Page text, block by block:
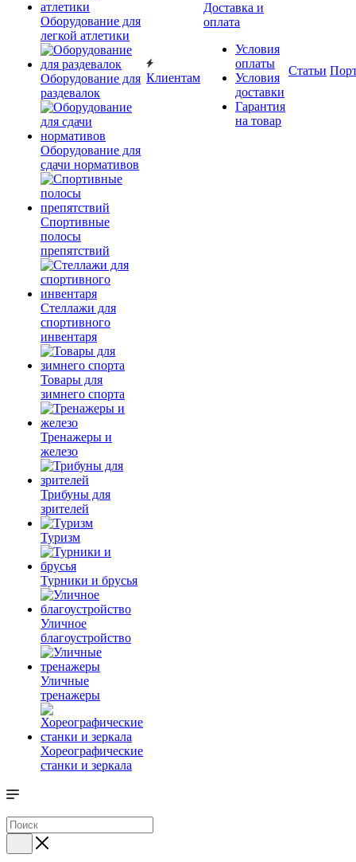
Оборудование для
легкой атлетики
Оборудование для
раздевалок
Оборудование для
сдачи нормативов
Спортивные
полосы
препятствий
Стеллажи для
спортивного
инвентаря
Товары для
зимнего спорта
Тренажеры и
железо
Трибуны для
зрителей
Туризм
Турники и брусья
Уличное
благоустройство
Уличные
тренажеры
Хореографические
станки и зеркала
Клиентам
Доставка и
оплата
Условия
оплаты
Условия
доставки
Гарантия
на товар
Статьи